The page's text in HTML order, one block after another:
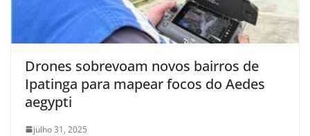
Drones sobrevoam novos bairros de
Ipatinga para mapear focos do Aedes
aegypti
julho 31, 2025